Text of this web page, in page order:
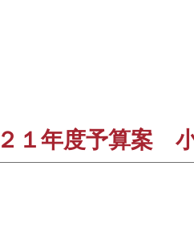
１年度予算案